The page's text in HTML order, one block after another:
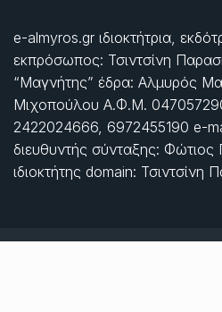
e-almyros.gr ιδιοκτήτρια,
εκπρόσωπος: Τσιντσίνη
“Μαγνήτης” έδρα: Αλμυρός
Μιχοπούλου Α.Φ.Μ.
2422024666, 6972455190 e-
διευθυντής σύνταξης: Φώτιος
ιδιοκτήτης domain: Τσιντσίνη